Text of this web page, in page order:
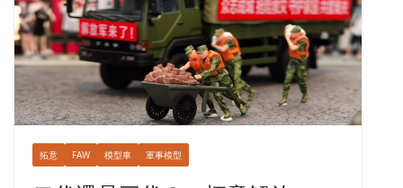
拓意 FAW 模型車 軍事模型